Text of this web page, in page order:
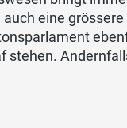
eine
stehen.